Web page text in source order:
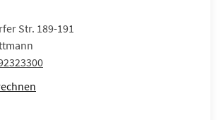
Str. 189-191